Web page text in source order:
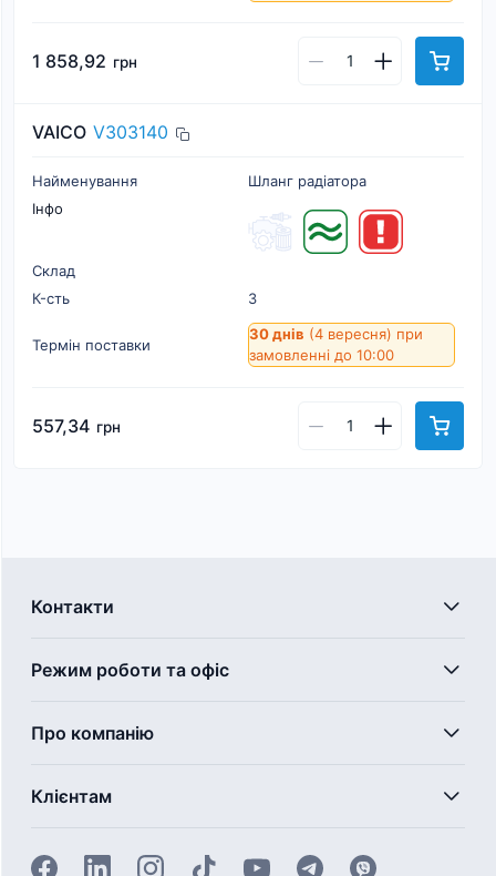
1 858,92 грн
VAICO V303140
Найменування
Шланг радіатора
Інфо
Склад
К-cть
3
Термін поставки
30 днів (4 вересня) при
замовленні до 10:00
557,34 грн
Контакти
Режим роботи та офіс
Про компанію
Клієнтам